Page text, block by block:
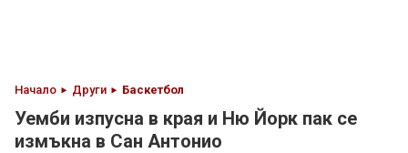
Начало Други Баскетбол
Уемби изпусна в края и Ню Йорк пак се
измъкна в Сан Антонио